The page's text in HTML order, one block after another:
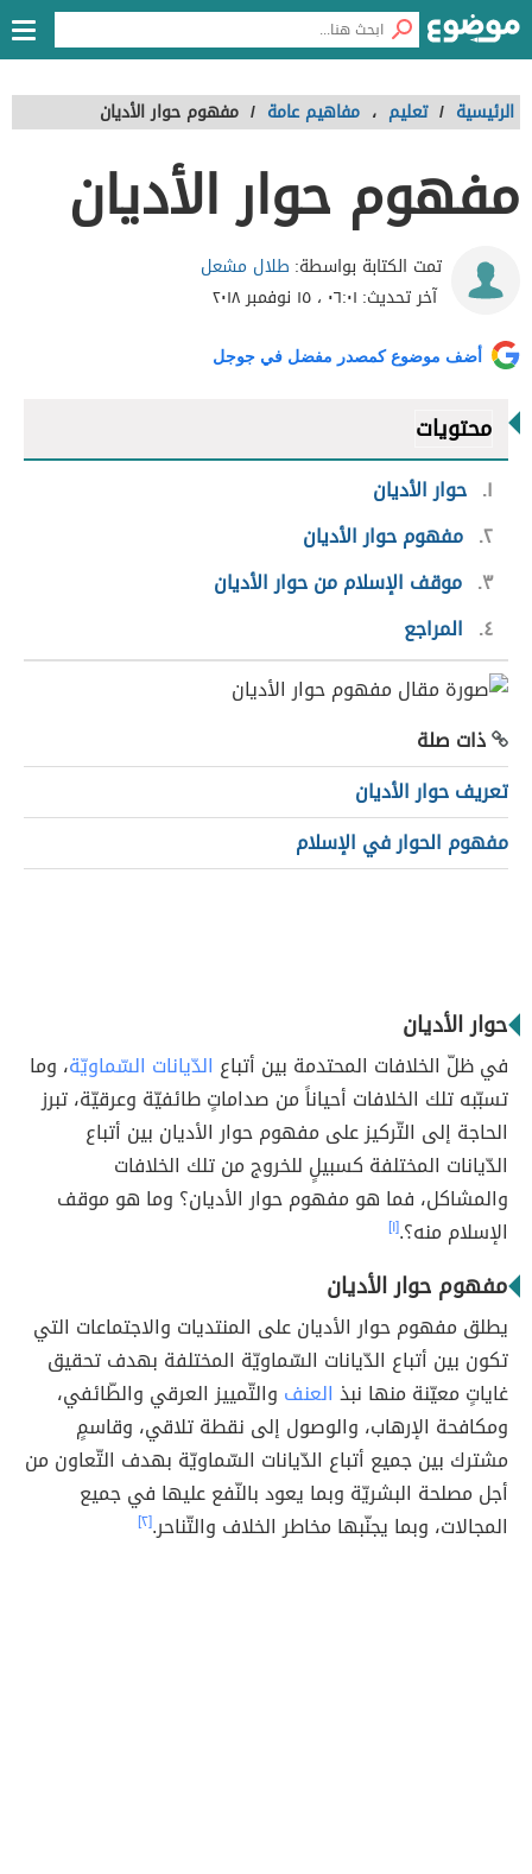
الرئيسية / تعليم ، مفاهيم عامة / مفهوم حوار الأديان
مفهوم حوار الأديان
تمت الكتابة بواسطة: طلال مشعل
آخر تحديث: ٠٦:٠١ ، ١٥ نوفمبر ٢٠١٨
أضف موضوع كمصدر مفضل في جوجل
محتويات
١ حوار الأديان
٢ مفهوم حوار الأديان
٣ موقف الإسلام من حوار الأديان
٤
المراجع
ذات صلة
تعريف حوار الأديان
مفهوم الحوار في الإسلام
حوار الأديان
في ظلّ الخلافات المحتدمة بين أتباع الدّيانات السّماويّة، وما
تسبّبه تلك الخلافات أحياناً من صداماتٍ طائفيّة وعرقيّة، تبرز
الحاجة إلى التّركيز على مفهوم حوار الأديان بين أتباع
الدّيانات المختلفة كسبيلٍ للخروج من تلك الخلافات
والمشاكل، فما هو مفهوم حوار الأديان؟ وما هو موقف
الإسلام منه؟.[١]
مفهوم حوار الأديان
يطلق مفهوم حوار الأديان على المنتديات والاجتماعات التي
تكون بين أتباع الدّيانات السّماويّة المختلفة بهدف تحقيق
غاياتٍ معيّنة منها نبذ العنف والتّمييز العرقي والطّائفي،
ومكافحة الإرهاب، والوصول إلى نقطة تلاقي، وقاسمٍ
مشترك بين جميع أتباع الدّيانات السّماويّة بهدف التّعاون من
أجل مصلحة البشريّة وبما يعود بالنّفع عليها في جميع
المجالات، وبما يجنّبها مخاطر الخلاف والتّناحر.[٢]